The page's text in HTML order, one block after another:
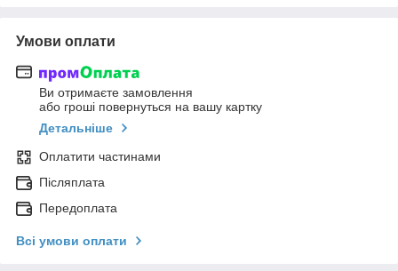
Умови оплати
Ви отримаєте замовлення
або гроші повернуться на вашу картку
Детальніше
Оплатити частинами
Післяплата
Передоплата
Всі умови оплати